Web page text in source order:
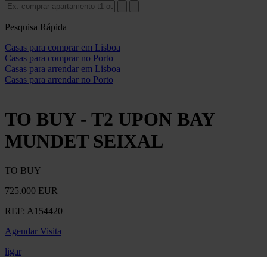
Pesquisa Rápida
Casas para comprar em Lisboa
Casas para comprar no Porto
Casas para arrendar em Lisboa
Casas para arrendar no Porto
TO BUY - T2 UPON BAY
MUNDET SEIXAL
TO BUY
725.000 EUR
REF: A154420
Agendar Visita
ligar